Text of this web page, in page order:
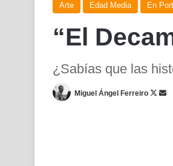
Arte Edad Media En
“El
¿Sabías que las
Miguel Ángel Ferreiro